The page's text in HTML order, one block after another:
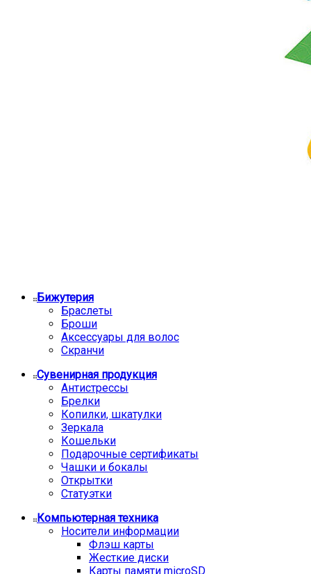
Бижутерия
Браслеты
Броши
Аксессуары для волос
Скранчи
Сувенирная продукция
Антистрессы
Брелки
Копилки, шкатулки
Зеркала
Кошельки
Подарочные сертификаты
Чашки и бокалы
Открытки
Статуэтки
Компьютерная техника
Носители информации
Флэш карты
Жесткие диски
Карты памяти microSD